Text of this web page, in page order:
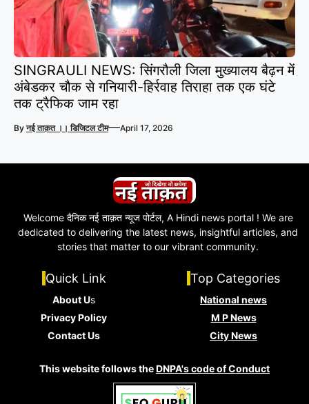
SINGRAULI NEWS: सिंगरौली जिला मुख्यालय बैढ़न में
अंबेडकर चौक से गनियारी-हिर्रवाह तिराहा तक एक घंटे
तक ट्रैफिक जाम रहा
Byनई ताक़त ।। डिजिटल टीम—April 17, 2026
Welcome दैनिक नई ताक़त न्यूज पोर्टल, A Hindi news portal ! We are
dedicated to delivering the latest news, insightful articles, and
stories that matter to our vibrant community.
Quick Link
About Us
Privacy Policy
Contact Us
Top Categories
National news
M P News
City News
This website follows theDNPA's code of Conduct